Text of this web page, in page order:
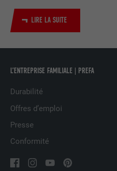
LIRE LA SUITE
L’ENTREPRISE FAMILIALE | PREFA
Durabilité
Offres d’emploi
Presse
Conformité
UTILITÉ
Est utilisé
plusieurs